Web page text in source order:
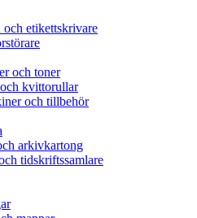
etikettskrivare
och toner
kvittorullar
och tillbehör
arkivkartong
tidskriftssamlare